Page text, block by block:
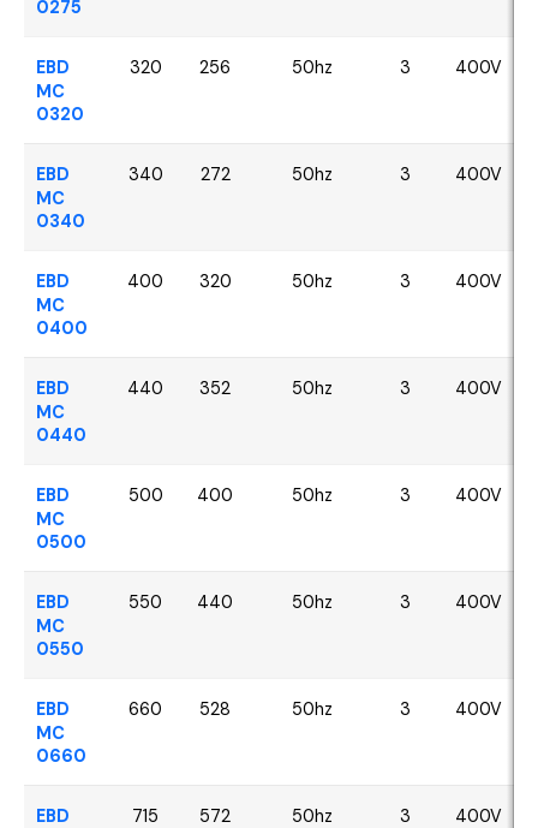
0275
EBD
MC
0320
320 256 50hz 3 400V
EBD
MC
0340
340 272 50hz 3 400V
EBD
MC
0400
400 320 50hz 3 400V
EBD
MC
0440
440 352 50hz 3 400V
EBD
MC
0500
500 400 50hz 3 400V
EBD
MC
0550
550 440 50hz 3 400V
EBD
MC
0660
660 528 50hz 3 400V
EBD
715 572 50hz 3 400V